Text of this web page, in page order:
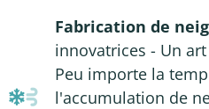
Fabrication de
innovatrices - Un
Peu importe la
l'accumulation de